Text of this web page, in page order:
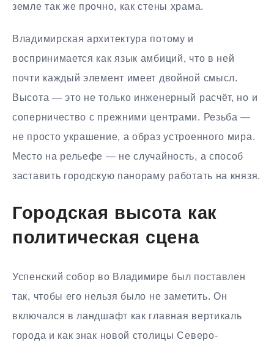
земле так же прочно, как стены храма.
Владимирская архитектура потому и
воспринимается как язык амбиций, что в ней
почти каждый элемент имеет двойной смысл.
Высота — это не только инженерный расчёт, но и
соперничество с прежними центрами. Резьба —
не просто украшение, а образ устроенного мира.
Место на рельефе — не случайность, а способ
заставить городскую панораму работать на князя.
Городская высота как
политическая сцена
Успенский собор во Владимире был поставлен
так, чтобы его нельзя было не заметить. Он
включался в ландшафт как главная вертикаль
города и как знак новой столицы Северо-